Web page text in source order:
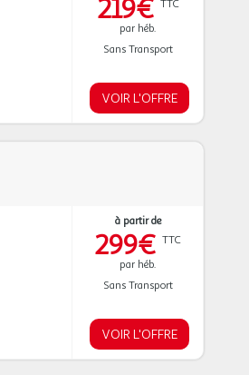
219€ TTC
par héb.
Sans Transport
VOIR L'OFFRE
à partir de
299€ TTC
par héb.
Sans Transport
VOIR L'OFFRE